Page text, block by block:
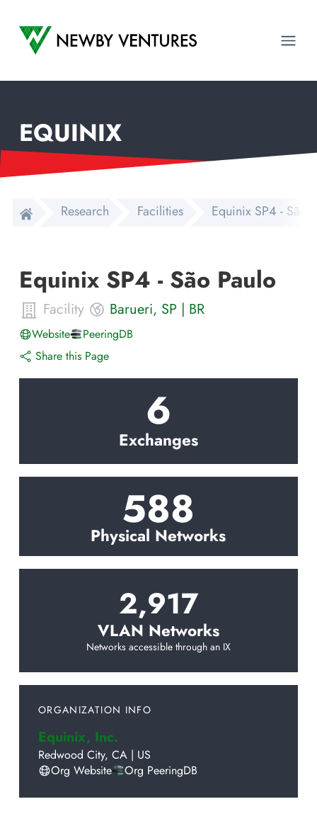
Newby Ventures
EQUINIX
Research Facilities Equinix SP4 - São
Equinix SP4 - São Paulo
Facility Barueri, SP | BR
Website
PeeringDB
Share this Page
6
Exchanges
588
Physical Networks
2,917
VLAN Networks
Networks accessible through an IX
ORGANIZATION INFO
Equinix, Inc.
Redwood City, CA | US
Org Website
Org PeeringDB